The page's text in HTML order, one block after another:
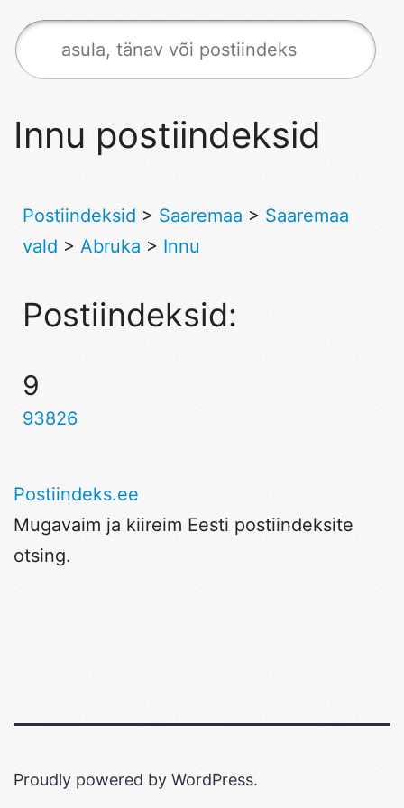
Innu postiindeksid
Postiindeksid > Saaremaa > Saaremaa
vald > Abruka > Innu
Postiindeksid:
9
93826
Postiindeks.ee
Mugavaim ja kiireim Eesti postiindeksite
otsing.
Proudly powered by WordPress.